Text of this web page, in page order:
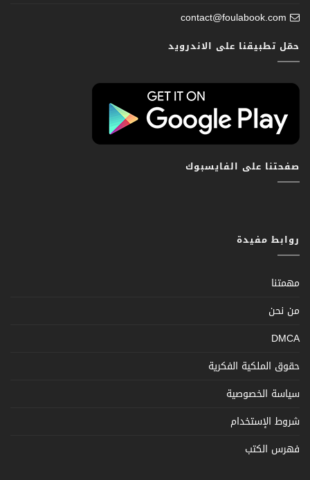
contact@foulabook.com
حمّل تطبيقنا على الاندرويد
صفحتنا على الفايسبوك
روابط مفيدة
مهمتنا
من نحن
DMCA
حقوق الملكية الفكرية
سياسة الخصوصية
شروط الإستخدام
فهرس الكتب